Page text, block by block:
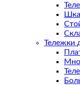
Тележки